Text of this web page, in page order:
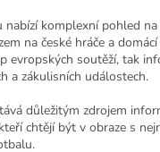
komplexní pohled
na české hráče a
evropských soutěží, tak
a zákulisních událostech.
důležitým zdrojem
chtějí být v obraze s